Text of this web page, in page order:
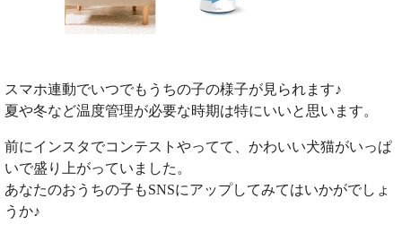
スマホ連動でいつでもうちの子の様子が見られます♪
夏や冬など温度管理が必要な時期は特にいいと思います。
前にインスタでコンテストやってて、かわいい犬猫がいっぱ
いで盛り上がっていました。
あなたのおうちの子もSNSにアップしてみてはいかがでしょ
うか♪